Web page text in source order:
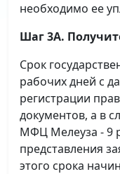
необходимо ее
Шаг 3А.
Срок
рабочих дней с
регистрации
документов, а в
МФЦ Мелеуза - 9
представления
этого срока